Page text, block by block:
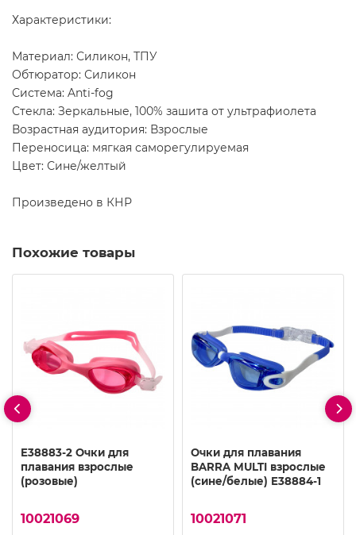
Характеристики:
Материал: Силикон, ТПУ
Обтюратор: Силикон
Система: Anti-fog
Стекла: Зеркальные, 100% зашита от ультрафиолета
Возрастная аудитория: Взрослые
Переносица: мягкая саморегулируемая
Цвет: Сине/желтый
Произведено в КНР
Похожие товары
E38883-2 Очки для
плавания взрослые
(розовые)
10021069
Очки для плавания
BARRA MULTI взрослые
(сине/белые) E38884-1
10021071